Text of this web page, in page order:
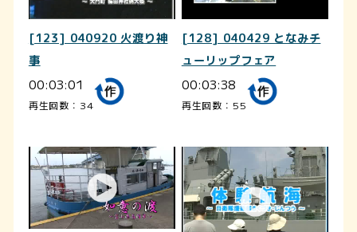
[123] 040920 火渡り神
事
00:03:01
再生回数：34
[128] 040429 となみチ
ューリップフェア
00:03:38
再生回数：55